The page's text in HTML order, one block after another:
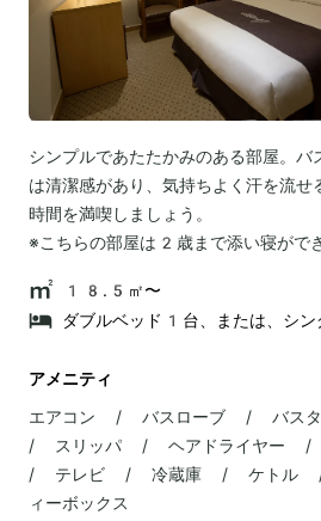
シンプルであたたかみのある部屋。バ
は清潔感があり、気持ちよく汗を流せ
時間を満喫しましょう。
※こちらの部屋は2歳まで添い寝ができ
18.5㎡〜
ダブルベッド1台、または、シ
アメニティ
エアコン / バスローブ / バス
/ スリッパ / ヘアドライヤー
/ テレビ / 冷蔵庫 / ケトル
ィーボックス